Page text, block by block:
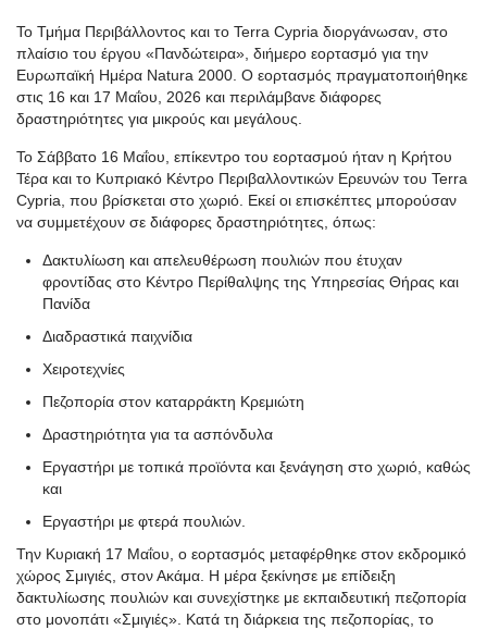
Το Τμήμα Περιβάλλοντος και το Terra Cypria διοργάνωσαν, στο
πλαίσιο του έργου «Πανδώτειρα», διήμερο εορτασμό για την
Ευρωπαϊκή Ημέρα Natura 2000. Ο εορτασμός πραγματοποιήθηκε
στις 16 και 17 Μαΐου, 2026 και περιλάμβανε διάφορες
δραστηριότητες για μικρούς και μεγάλους.
Το Σάββατο 16 Μαΐου, επίκεντρο του εορτασμού ήταν η Κρήτου
Τέρα και το Κυπριακό Κέντρο Περιβαλλοντικών Ερευνών του Terra
Cypria, που βρίσκεται στο χωριό. Εκεί οι επισκέπτες μπορούσαν
να συμμετέχουν σε διάφορες δραστηριότητες, όπως:
Δακτυλίωση και απελευθέρωση πουλιών που έτυχαν
φροντίδας στο Κέντρο Περίθαλψης της Υπηρεσίας Θήρας και
Πανίδα
Διαδραστικά παιχνίδια
Χειροτεχνίες
Πεζοπορία στον καταρράκτη Κρεμιώτη
Δραστηριότητα για τα ασπόνδυλα
Εργαστήρι με τοπικά προϊόντα και ξενάγηση στο χωριό, καθώς
και
Εργαστήρι με φτερά πουλιών.
Την Κυριακή 17 Μαΐου, ο εορτασμός μεταφέρθηκε στον εκδρομικό
χώρος Σμιγιές, στον Ακάμα. Η μέρα ξεκίνησε με επίδειξη
δακτυλίωσης πουλιών και συνεχίστηκε με εκπαιδευτική πεζοπορία
στο μονοπάτι «Σμιγιές». Κατά τη διάρκεια της πεζοπορίας, το